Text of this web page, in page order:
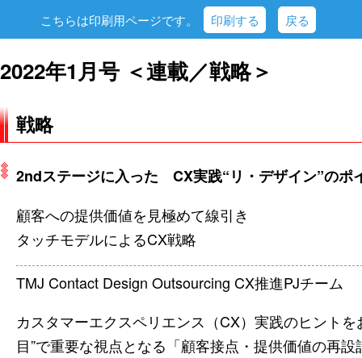
こちらは印刷用ページです。 印刷する 戻る
2022年1月号 ＜連載／戦略＞
戦略
2ndステージに入った CX実践“リ・デザイン”のポ
顧客への提供価値を見極めて線引き
タッチモデルによるCX戦略
TMJ Contact Design Outsourcing CX推進PJチーム
カスタマーエクスペリエンス（CX）実践のヒント
目”で重要な視点となる「顧客接点・提供価値の再